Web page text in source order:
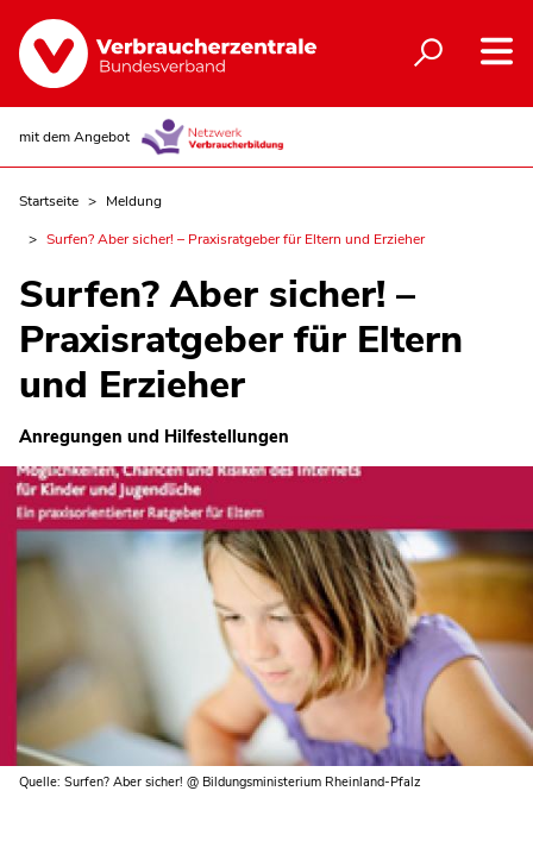
mit dem Angebot
Startseite
Meldung
Surfen? Aber sicher! – Praxisratgeber für Eltern und Erzieher
Surfen? Aber sicher! –
Praxisratgeber für Eltern
und Erzieher
Anregungen und Hilfestellungen
Quelle: Surfen? Aber sicher! @ Bildungsministerium Rheinland-Pfalz